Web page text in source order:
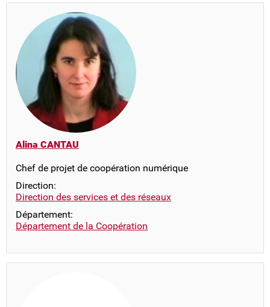
Alina CANTAU
Chef de projet de coopération numérique
Direction:
Direction des services et des réseaux
Département:
Département de la Coopération